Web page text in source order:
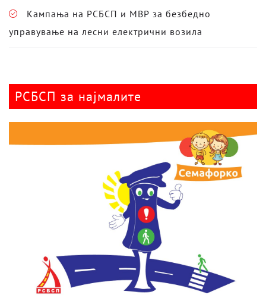
Кампања на РСБСП и МВР за безбедно
управување на лесни електрични возила
РСБСП за најмалите